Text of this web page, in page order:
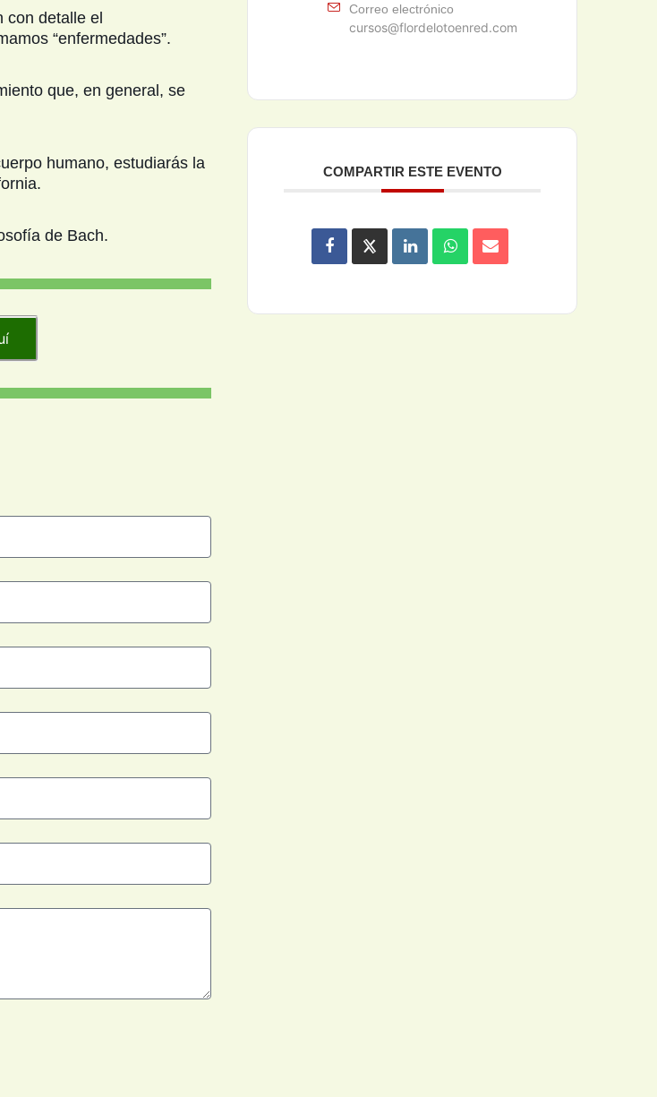
con detalle el
“enfermedades”.
que, en general, se
humano, estudiarás la
de Bach.
Correo electrónico
cursos@flordelotoenred.com
COMPARTIR ESTE EVENTO